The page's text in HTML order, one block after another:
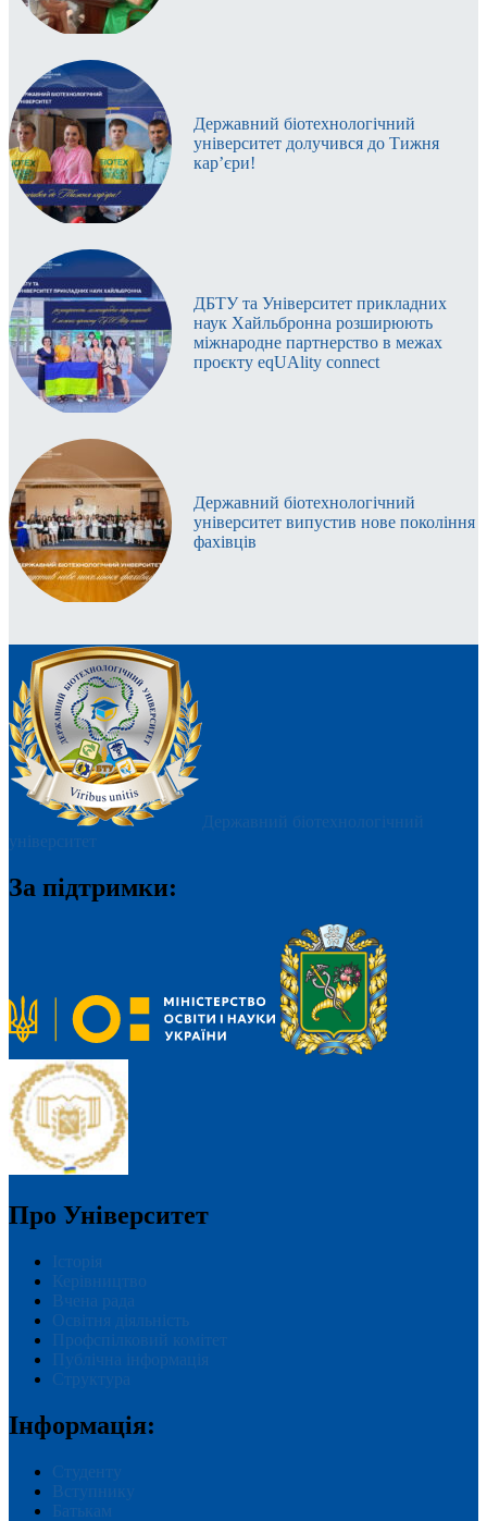
Державний біотехнологічний
університет долучився до Тижня
кар’єри!
ДБТУ та Університет прикладних
наук Хайльбронна розширюють
міжнародне партнерство в межах
проєкту eqUAlity connect
Державний біотехнологічний
університет випустив нове покоління
фахівців
Державний біотехнологічний
університет
За підтримки:
Про Університет
Історія
Керівництво
Вчена рада
Освітня діяльність
Профспілковий комітет
Публічна інформація
Структура
Інформація:
Студенту
Вступнику
Батькам